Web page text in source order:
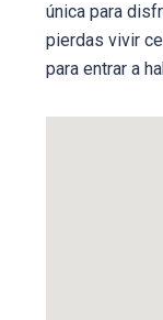
única para
pierdas vivir
para entrar a